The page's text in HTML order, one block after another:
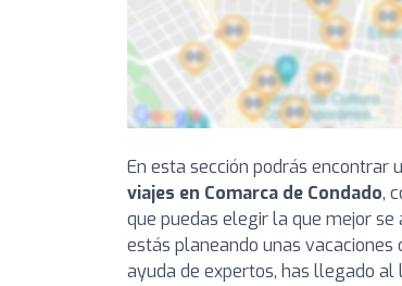
En esta sección podrás encontrar
viajes en Comarca de Condado,
que puedas elegir la que mejor se
estás planeando unas vacaciones
ayuda de expertos, has llegado al